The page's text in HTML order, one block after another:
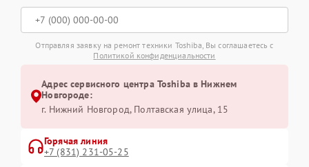
Отправляя заявку на ремонт техники Toshiba, Вы соглашаетесь с
Политикой конфиденциальности
Адрес сервисного центра Toshiba в Нижнем
Новгороде:
г. Нижний Новгород, Полтавская улица, 15
Горячая линия
+7 (831) 231-05-25